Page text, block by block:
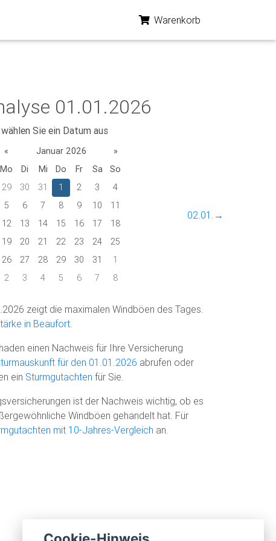
Warenkorb
01.01.2026
Sie ein Datum aus
« Januar 2026
»
Mo
Di Mi Do Fr Sa
So
29
30 31 1 2 3
4
5
6 7 8 9 10
11
12
13 14 15 16 17
18
19
20 21 22 23 24
25
26
27 28 29 30 31
1
2
3 4 5 6 7 8
02.01.→
zeigt die maximalen Windböen des Tages.
in Beaufort
einen Nachweis für Ihre Versicherung
für den 01.01.2026 abrufen oder
ein Sturmgutachten für Sie.
ist der Nachweis wichtig, ob es
Windböen gehandelt hat. Für
mit 10-Jahres-Vergleich an.